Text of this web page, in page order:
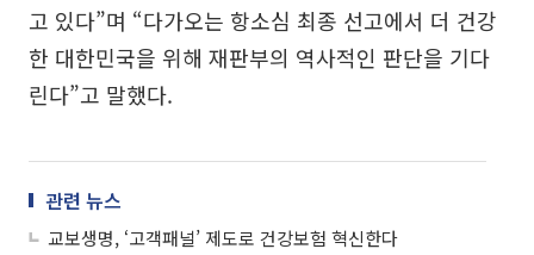
고 있다”며 “다가오는 항소심 최종 선고에서 더 건강
한 대한민국을 위해 재판부의 역사적인 판단을 기다
린다”고 말했다.
관련 뉴스
교보생명, ‘고객패널’ 제도로 건강보험 혁신한다